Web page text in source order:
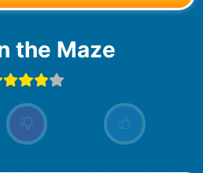
the Maze